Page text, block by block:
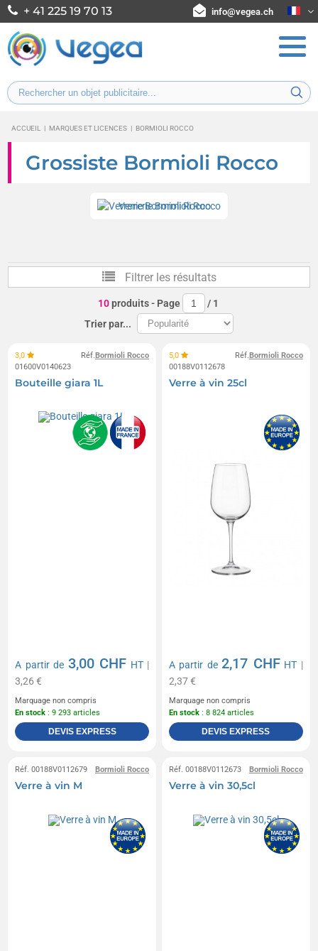
+ 41 225 19 70 13 info@vegea.ch
ACCUEIL | MARQUES ET LICENCES | BORMIOLI ROCCO
Grossiste Bormioli Rocco
Verrerie Bormioli Rocco
Filtrer les résultats
10produits- Page / 1
Trier par...
Bormioli Rocco
3,0
Réf.
01600V0140623
Bouteille giara 1L
A partir de 3,00 CHF HT|
3,26 €
Marquage non compris
En stock : 9 293 articles
DEVIS EXPRESS
Bormioli Rocco
5,0
Réf.
00188V0112678
Verre à vin 25cl
A partir de2,17 CHF HT |
2,37 €
Marquage non compris
En stock : 8 824 articles
DEVIS EXPRESS
Bormioli Rocco
Réf. 00188V0112679
Verre à vin M
Bormioli Rocco
Réf. 00188V0112673
Verre à vin 30,5cl